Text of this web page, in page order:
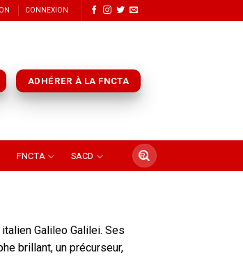
CONNEXION
ADHÉRER À LA FNCTA
FNCTA SACD
Galileo Galilei. Ses
brillant, un précurseur,